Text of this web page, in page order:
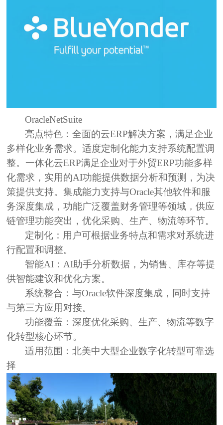
OracleNetSuite
亮点特色：全面的云ERP解决方案，满足企业
多样化业务需求。适度定制化能力支持系统配置调
整。一体化云ERP满足企业对于外贸ERP功能多样
化需求，实用的AI功能提供数据分析和预测，为决
策提供支持。集成能力支持与Oracle其他软件和服
务深度集成，功能广泛覆盖财务管理等领域，供应
链管理功能突出，优化采购、生产、物流等环节。
定制化： 用户可根据业务特点和需求对系统进
行配置和调整。
智能AI： AI助手分析数据，为销售、库存等提
供智能建议和优化方案。
系统整合：与Oracle软件深度集成，同时支持
与第三方应用对接。
功能覆盖：深度优化采购、生产、物流等数字
化转型核心环节。
适用范围：北美中大型企业数字化转型可靠选
择